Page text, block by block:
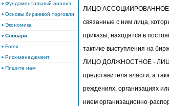
Фундаментальный анализ
Основы биржевой торговли
Экономика
Словари
Forex
Риск-менеджмент
Пишите нам
ЛИЦО АССОЦИИРОВАННОЕ -
связанные с ним лица,
приказы, находятся в
тактике выступления на
ЛИЦО ДОЛЖНОСТНОЕ - ЛИЦО,
представителя власти, а
реждениях, организациях
нием организационно-